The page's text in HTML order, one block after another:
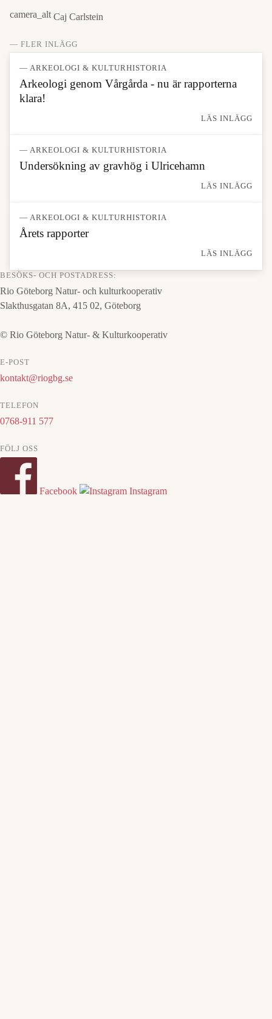
camera_altCaj Carlstein
— FLER INLÄGG
— ARKEOLOGI & KULTURHISTORIA
Arkeologi genom Vårgårda - nu är rapporterna
klara!
LÄS INLÄGG
— ARKEOLOGI & KULTURHISTORIA
Undersökning av gravhög i Ulricehamn
LÄS INLÄGG
— ARKEOLOGI & KULTURHISTORIA
Årets rapporter
LÄS INLÄGG
BESÖKS- OCH POSTADRESS:
Rio Göteborg Natur- och kulturkooperativ
Slakthusgatan 8A, 415 02, Göteborg
© Rio Göteborg Natur- & Kulturkooperativ
E-POST
kontakt@riogbg.se
TELEFON
0768-911 577
FÖLJ OSS
Facebook Instagram